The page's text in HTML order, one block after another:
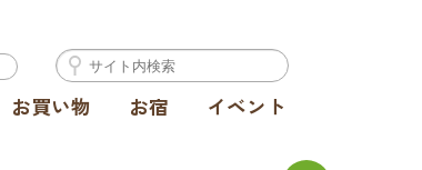
お買い物 お宿 イベント